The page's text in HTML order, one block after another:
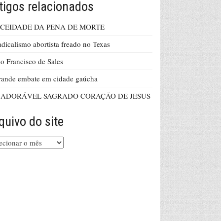
relacionados
DA PENA DE MORTE
abortista freado no Texas
Francisco de Sales
embate em cidade gaúcha
SAGRADO CORAÇÃO DE JESUS
do site